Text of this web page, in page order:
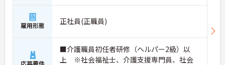
雇用形態 正社員(正職員)
■介護職員初任者研修（ヘルパー2級）以
上 ※社会福祉士、介護支援専門員、社会